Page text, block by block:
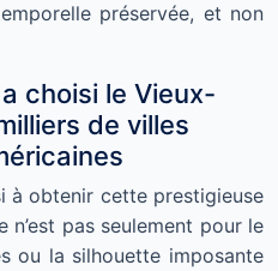
préservée, et non
a choisi le Vieux-
de villes
à obtenir cette prestigieuse
n’est pas seulement pour le
ou la silhouette imposante